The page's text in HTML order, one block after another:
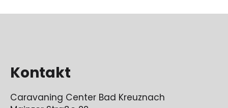
Kontakt
Caravaning Center Bad Kreuznach